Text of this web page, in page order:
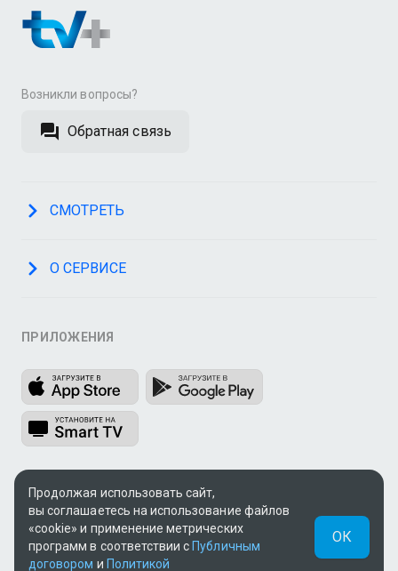
Возникли вопросы?
Обратная связь
СМОТРЕТЬ
О СЕРВИСЕ
ПРИЛОЖЕНИЯ
МЫ В СОЦСЕТЯХ
Продолжая использовать сайт,
вы соглашаетесь на использование файлов
«cookie» и применение метрических
программ в соответствии с Публичным
договором и Политикой
ОК